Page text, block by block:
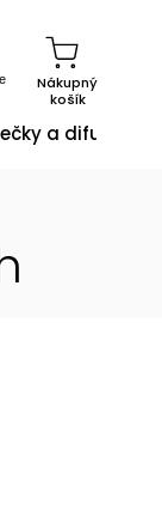
Nákupný
košík
a difuzéry